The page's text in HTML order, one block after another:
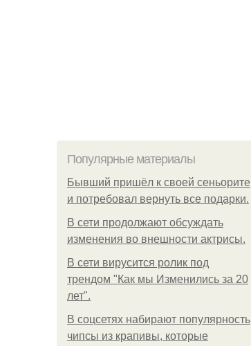
Популярные материалы
Бывший пришёл к своей сеньорите
и потребовал вернуть все подарки.
В сети продолжают обсуждать
изменения во внешности актрисы.
В сети вирусится ролик под
трендом "Как мы Изменились за 20
лет".
В соцсетях набирают популярность
чипсы из крапивы, которые